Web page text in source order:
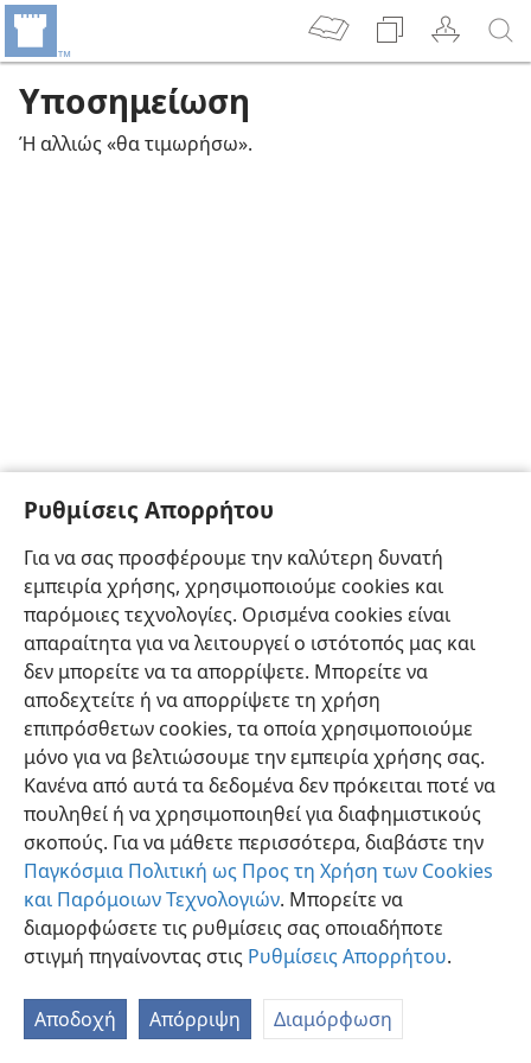
Ρυθμίσεις Απορρήτου
Για να σας προσφέρουμε την καλύτερη δυνατή
εμπειρία χρήσης, χρησιμοποιούμε cookies και
παρόμοιες τεχνολογίες. Ορισμένα cookies είναι
απαραίτητα για να λειτουργεί ο ιστότοπός μας και
δεν μπορείτε να τα απορρίψετε. Μπορείτε να
αποδεχτείτε ή να απορρίψετε τη χρήση
επιπρόσθετων cookies, τα οποία χρησιμοποιούμε
μόνο για να βελτιώσουμε την εμπειρία χρήσης σας.
Κανένα από αυτά τα δεδομένα δεν πρόκειται ποτέ να
πουληθεί ή να χρησιμοποιηθεί για διαφημιστικούς
σκοπούς. Για να μάθετε περισσότερα, διαβάστε την
Παγκόσμια Πολιτική ως Προς τη Χρήση των Cookies
και Παρόμοιων Τεχνολογιών. Μπορείτε να
διαμορφώσετε τις ρυθμίσεις σας οποιαδήποτε
στιγμή πηγαίνοντας στις Ρυθμίσεις Απορρήτου.
Αποδοχή Απόρριψη Διαμόρφωση
Υποσημείωση
Ή αλλιώς «θα τιμωρήσω».
Ελληνική Προτιμήσεις
Copyright© 2026 Watch Tower Bible and Tract Society of Pennsylvania
Πολιτική Απορρήτου
Ρυθμίσεις Απορρήτου
JW.ORG
Σύνδεση